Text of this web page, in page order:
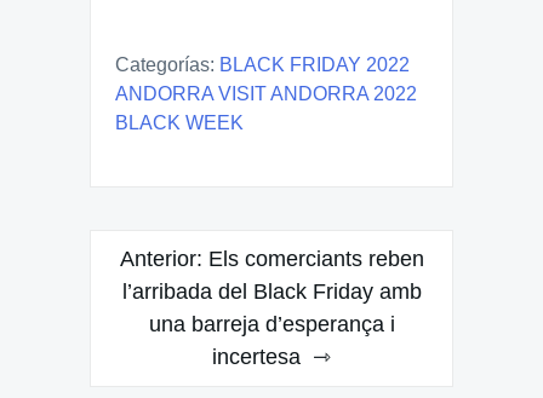
Categorías: BLACK FRIDAY 2022
ANDORRA VISIT ANDORRA 2022
BLACK WEEK
Navegación
entradas
Anterior: Els comerciants reben
l’arribada del Black Friday amb
una barreja d’esperança i
incertesa